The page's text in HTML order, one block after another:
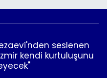
seslenen
kendi kurtuluşunu